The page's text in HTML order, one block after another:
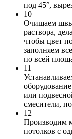
под 45°,
10
Очищаем швы
раствора,
чтобы цвет
заполняем
по всей
11
или
смесители,
12
Производим
потолков с